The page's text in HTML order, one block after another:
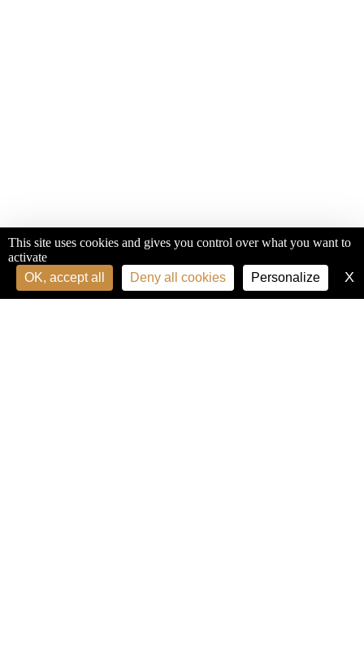
This site uses cookies and gives you control over what you want to
activate
OK, accept all
Deny all cookies Personalize X